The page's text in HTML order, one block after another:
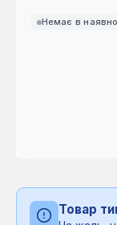
Немає в
Товар